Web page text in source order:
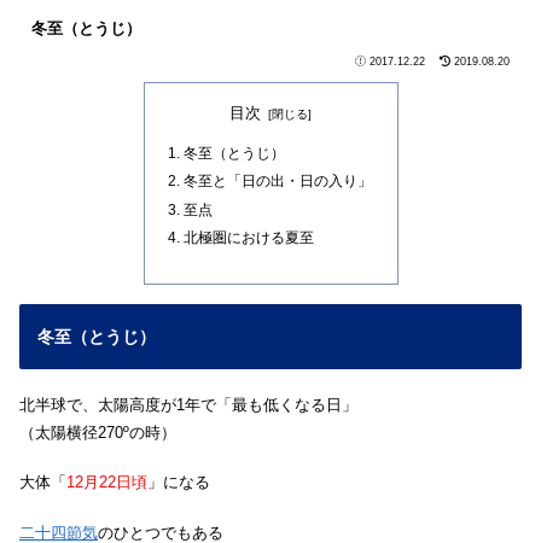
冬至（とうじ）
2017.12.22 2019.08.20
目次
冬至（とうじ）
冬至と「日の出・日の入り」
至点
北極圏における夏至
冬至（とうじ）
北半球で、太陽高度が1年で「最も低くなる日」
（太陽横径270ºの時）
大体「 12月22日頃 」になる
二十四節気のひとつでもある